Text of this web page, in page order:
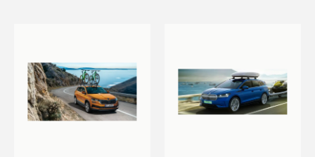
ul. Gumniska 36a, Tarnów
+48 146 274 566
sklep@autobaczek.pl